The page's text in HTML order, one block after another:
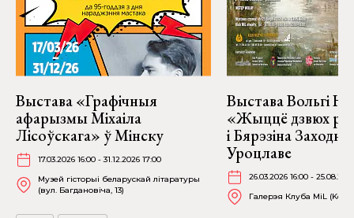
Выстава «Графічныя
афарызмы Міхаіла
Лісоўскага» ў Мінску
17.03.2026 16:00 - 31.12.2026 17:00
Музей гісторыі беларускай літаратуры
(вул. Багдановіча, 13)
Выстава Вольгі
«Жыццё дзвюх
і Бярэзіна
Уроцлаве
26.03.2026 16:00 -
Галерэя Клуба MiL